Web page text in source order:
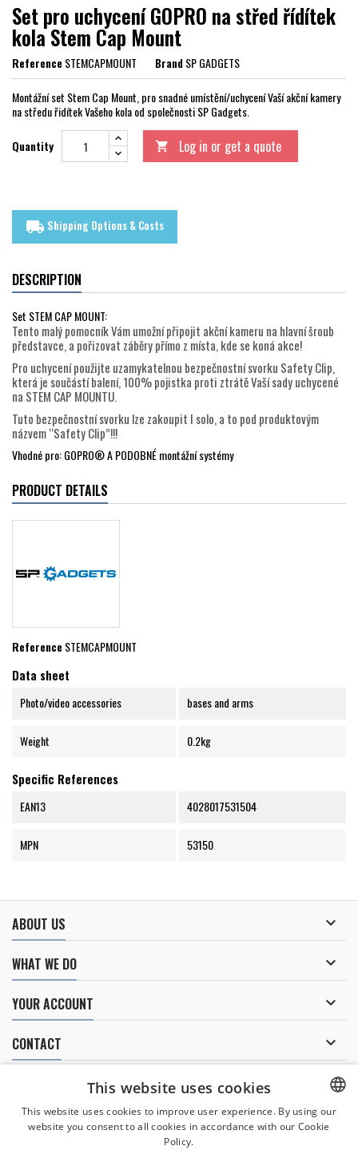
Set pro uchycení GOPRO na střed řídítek
kola Stem Cap Mount
ReferenceSTEMCAPMOUNT BrandSP GADGETS
Montážní set Stem Cap Mount, pro snadné umístění/uchycení Vaší akční kamery
na středu řidítek Vašeho kola od společnosti SP Gadgets.
Quantity  Log in or get a quote
local_shipping Shipping Options & Costs
DESCRIPTION
Set STEM CAP MOUNT:
Tento malý pomocník Vám umožní připojit akční kameru na hlavní šroub
představce, a pořizovat záběry přímo z místa, kde se koná akce!
Pro uchycení použijte uzamykatelnou bezpečnostní svorku Safety Clip,
která je součástí balení, 100% pojistka proti ztrátě Vaší sady uchycené
na STEM CAP MOUNTU.
Tuto bezpečnostní svorku lze zakoupit I solo, a to pod produktovým
názvem “Safety Clip”!!!
Vhodné pro: GOPRO® A PODOBNÉ montážní systémy
PRODUCT DETAILS
ReferenceSTEMCAPMOUNT
Data sheet
Photo/video accessories bases and arms
Weight 0.2kg
Specific References
EAN13 4028017531504
MPN 53150
ABOUT US 
WHAT WE DO 
YOUR ACCOUNT 
CONTACT 
NEWSLETTER
CZECH
This website uses cookies
This website uses cookies to improve user experience. By using our
website you consent to all cookies in accordance with our Cookie
Policy.